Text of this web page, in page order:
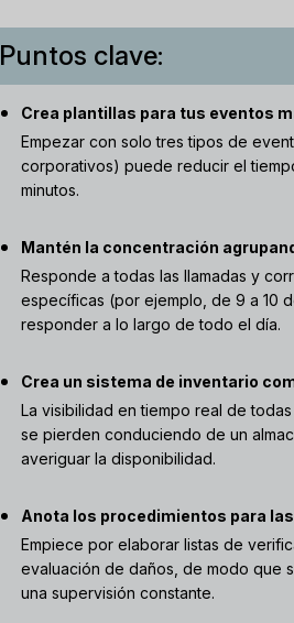
Puntos clave:
Crea plantillas para tus eventos
Empezar con solo tres tipos de
corporativos) puede reducir el
minutos.
Mantén la concentración
Responde a todas las llamadas y
específicas (por ejemplo, de 9 a 10
responder a lo largo de todo el día.
Crea un sistema de inventario
La visibilidad en tiempo real de
se pierden conduciendo de un
averiguar la disponibilidad.
Anota los procedimientos para
Empiece por elaborar listas de
evaluación de daños, de modo que
una supervisión constante.